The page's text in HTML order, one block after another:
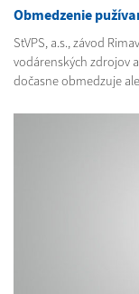
Obmedzenie
StVPS, a.s., závod
vodárenských zdrojov
dočasne obmedzuje